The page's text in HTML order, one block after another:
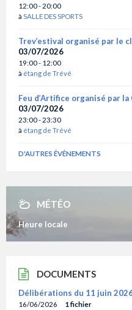
12:00 - 20:00
à SALLE DES SPORTS
Trev’estival organisé par le
03/07/2026
19:00 - 12:00
à étang de Trévé
Feu d’Artifice organisé par la
03/07/2026
23:00 - 23:30
à étang de Trévé
D'AUTRES ÉVÉNEMENTS
MÉTÉO
Heure locale
DOCUMENTS
Délibérations du 11 juin
16/06/2026 1 fichier